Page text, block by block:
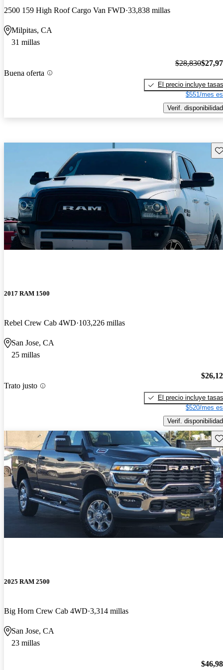
2500 159 High Roof Cargo Van FWD 33,838 millas
Milpitas, CA
31 millas
Buena oferta
$28,830
El precio incluye tasas
$551/mes
Verif. disponibilidad
2017 RAM 1500
Rebel Crew Cab 4WD 103,226 millas
San Jose, CA
25 millas
Trato justo
El precio incluye tasas
$520/mes
Verif. disponibilidad
2025 RAM 2500
Big Horn Crew Cab 4WD 3,314 millas
San Jose, CA
23 millas